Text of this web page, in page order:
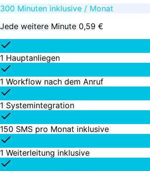
300 Minuten inklusive / Monat
Jede weitere Minute 0,59 €
1 Hauptanliegen
1 Workflow nach dem Anruf
1 Systemintegration
150 SMS pro Monat inklusive
1 Weiterleitung inklusive